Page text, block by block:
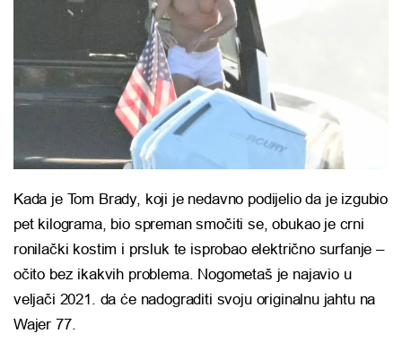
Kada je Tom Brady, koji je nedavno podijelio da je izgubio
pet kilograma, bio spreman smočiti se, obukao je crni
ronilački kostim i prsluk te isprobao električno surfanje –
očito bez ikakvih problema. Nogometaš je najavio u
veljači 2021. da će nadograditi svoju originalnu jahtu na
Wajer 77.